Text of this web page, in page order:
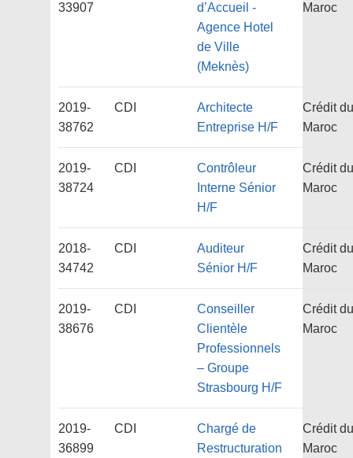
33907
d’Accueil -
Agence Hotel
de Ville
(Meknès)
Maroc
2019-
38762
CDI
Architecte
Entreprise H/F
Crédit du
Maroc
2019-
38724
CDI
Contrôleur
Interne Sénior
H/F
Crédit du
Maroc
2018-
34742
CDI
Auditeur
Sénior H/F
Crédit du
Maroc
2019-
38676
CDI
Conseiller
Clientèle
Professionnels
– Groupe
Strasbourg H/F
Crédit du
Maroc
2019-
36899
CDI
Chargé de
Restructuration
Crédit du
Maroc